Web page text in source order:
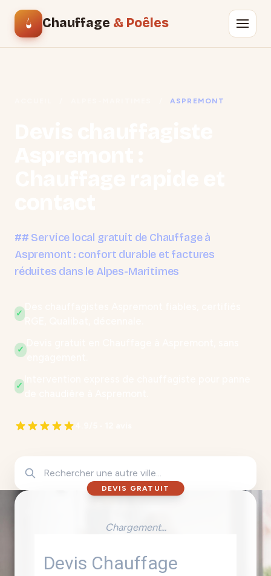
Chauffage & Poêles
ASPREMONT
## Service local gratuit de Chauffage à
Aspremont : confort durable et factures
réduites dans le Alpes-Maritimes
✓
RGE, Qualibat, décennale.
✓
✓
de chaudière à Aspremont.
DEVIS GRATUIT
Chargement...
Devis Chauffage